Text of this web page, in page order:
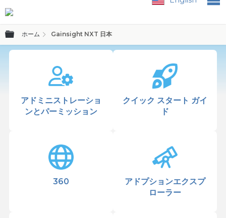
グローバル階層を展開/折りたたむ
ホーム Gainsight NXT 日本
アドミニストレーショ
ンとパーミッション
クイック スタート ガイ
ド
360
アドプションエクスプ
ローラー